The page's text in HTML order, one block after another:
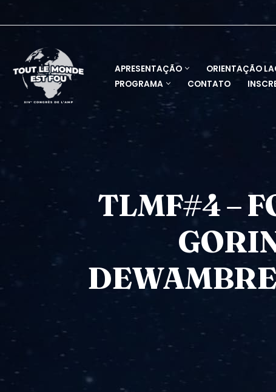
para
o
conteúdo
APRESENTAÇÃO ORIENTAÇÃO
PROGRAMA
CONTATO
TLMF#4 –